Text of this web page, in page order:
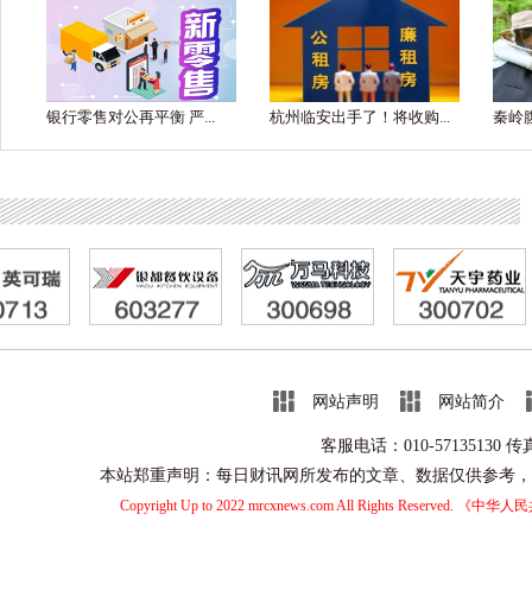
银行零售对公再平衡 严... 杭州临安出手了！将收购... 秦岭
网站声明 网站简介
客服电话：010-57135130 传
本站郑重声明：每日财讯网所发布的文章、数据仅供参考
Copyright Up to 2022 mrcxnews.com All Rights Reserved. 《中华人